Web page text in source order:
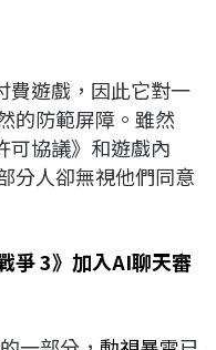
費遊戲，因此它對一
的防範屏障。雖然
可協議》和遊戲內
分人卻無視他們同意
爭 3》加入AI聊天審